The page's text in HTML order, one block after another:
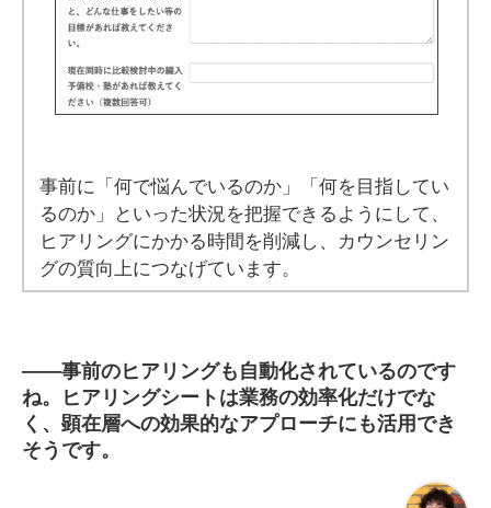
事前に「何で悩んでいるのか」「何を目指してい
るのか」といった状況を把握できるようにして、
ヒアリングにかかる時間を削減し、カウンセリン
グの質向上につなげています。
――事前のヒアリングも自動化されているのです
ね。ヒアリングシートは業務の効率化だけでな
く、顕在層への効果的なアプローチにも活用でき
そうです。